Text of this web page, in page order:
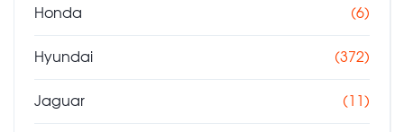
Honda (6)
Hyundai (372)
Jaguar (11)